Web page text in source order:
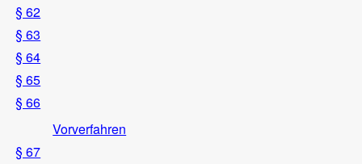
§ 62
§ 63
§ 64
§ 65
§ 66
Vorverfahren
§ 67